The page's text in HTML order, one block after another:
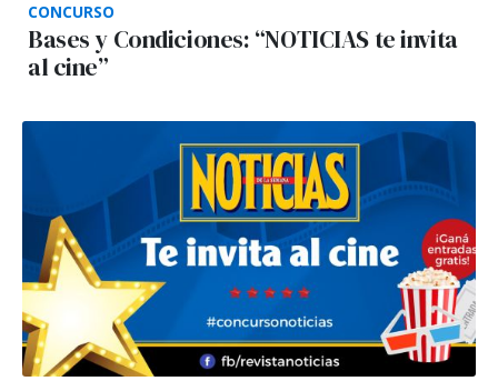
CONCURSO
Bases y Condiciones: “NOTICIAS te invita
al cine”